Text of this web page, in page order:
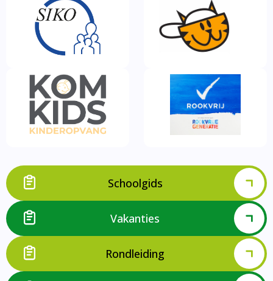
Schoolgids
Vakanties
Rondleiding